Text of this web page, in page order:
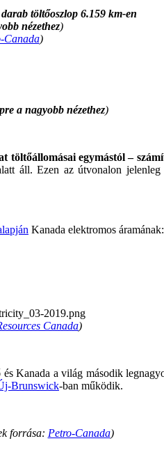
töltőoszlop 6.159 km-en
nézethez)
Canada)
a nagyobb nézethez)
töltőállomásai egymástól –
áll. Ezen az útvonalon
Kanada elektromos áramának:
Canada)
Kanada a világ második
Brunswick-ban működik.
forrása: Petro-Canada)